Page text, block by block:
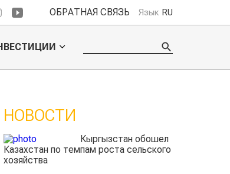
ОБРАТНАЯ СВЯЗЬ Язык RU
НОВОСТИ
Кыргызстан обошел
по темпам роста сельского